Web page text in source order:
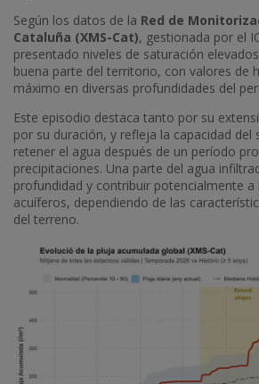
Según los datos de la Red de
Cataluña (XMS-Cat), gestionada por el
presentado niveles de saturación
buena parte del territorio, con valores de
máximo en diversas profundidades del
Este episodio destaca tanto por su
por su duración, y refleja la capacidad del
retener el agua después de un período
precipitaciones. Una parte del agua
profundidad y contribuir potencialmente a
acuíferos, dependiendo de las
del terreno.